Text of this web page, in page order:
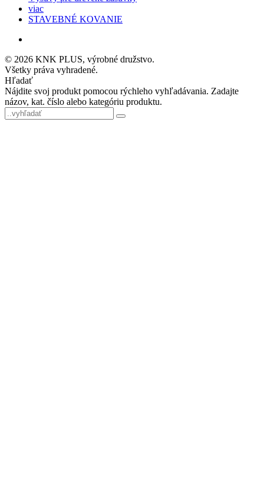
viac
STAVEBNÉ KOVANIE
© 2026 KNK PLUS, výrobné družstvo.
Všetky práva vyhradené.
Hľadať
Nájdite svoj produkt pomocou rýchleho vyhľadávania. Zadajte
názov, kat. číslo alebo kategóriu produktu.